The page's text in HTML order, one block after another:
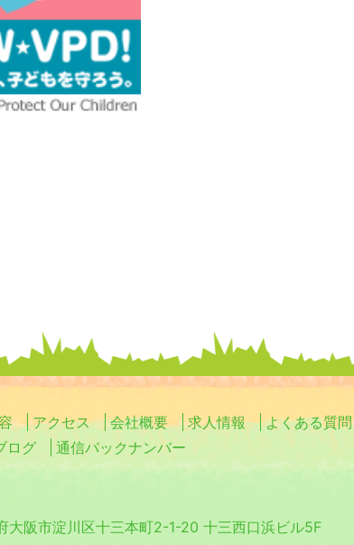
アクセス 会社概要 求人情報 よくある質問
ログ
通信バックナンバー
阪市淀川区十三本町2-1-20 十三西口浜ビル5F